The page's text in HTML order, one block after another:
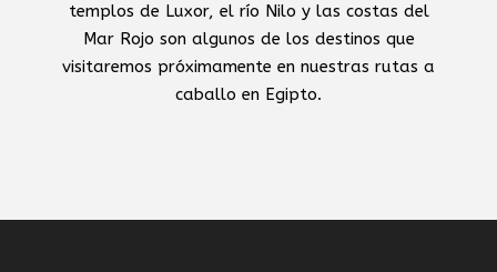
templos de Luxor, el río Nilo y las costas del
Mar Rojo son algunos de los destinos que
visitaremos próximamente en nuestras rutas a
caballo en Egipto.